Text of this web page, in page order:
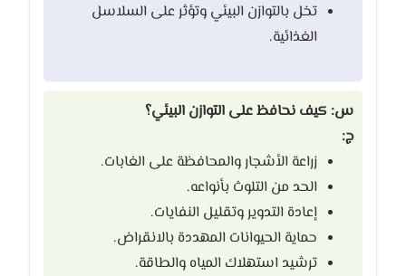
تخل بالتوازن البيئي وتؤثر على السلاسل
الغذائية.
س: كيف نحافظ على التوازن البيئي؟
ج:
زراعة الأشجار والمحافظة على الغابات.
الحد من التلوث بأنواعه.
إعادة التدوير وتقليل النفايات.
حماية الحيوانات المهددة بالانقراض.
ترشيد استهلاك المياه والطاقة.